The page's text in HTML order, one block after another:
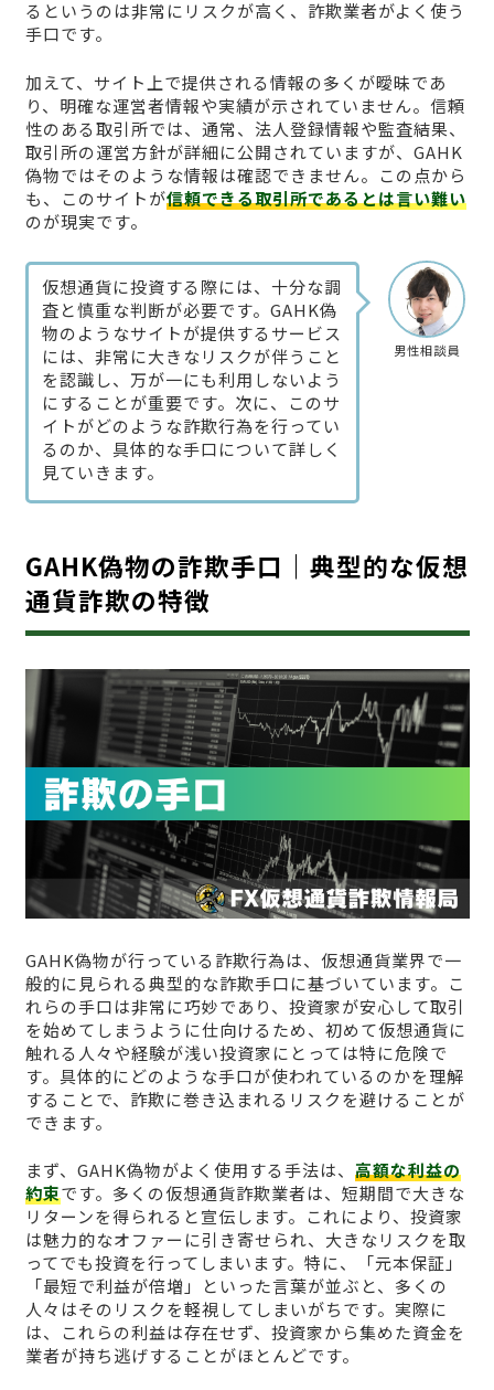
るというのは非常にリスクが高く、詐欺業者がよく使う
手口です。
加えて、サイト上で提供される情報の多くが曖昧であ
り、明確な運営者情報や実績が示されていません。信頼
性のある取引所では、通常、法人登録情報や監査結果、
取引所の運営方針が詳細に公開されていますが、GAHK
偽物ではそのような情報は確認できません。この点から
も、このサイトが信頼できる取引所であるとは言い難い
のが現実です。
男性相談員
仮想通貨に投資する際には、十分な調
査と慎重な判断が必要です。GAHK偽
物のようなサイトが提供するサービス
には、非常に大きなリスクが伴うこと
を認識し、万が一にも利用しないよう
にすることが重要です。次に、このサ
イトがどのような詐欺行為を行ってい
るのか、具体的な手口について詳しく
見ていきます。
GAHK偽物の詐欺手口｜典型的な仮想
通貨詐欺の特徴
GAHK偽物が行っている詐欺行為は、仮想通貨業界で一
般的に見られる典型的な詐欺手口に基づいています。こ
れらの手口は非常に巧妙であり、投資家が安心して取引
を始めてしまうように仕向けるため、初めて仮想通貨に
触れる人々や経験が浅い投資家にとっては特に危険で
す。具体的にどのような手口が使われているのかを理解
することで、詐欺に巻き込まれるリスクを避けることが
できます。
まず、GAHK偽物がよく使用する手法は、 高額な利益の
約束です。多くの仮想通貨詐欺業者は、短期間で大きな
リターンを得られると宣伝します。これにより、投資家
は魅力的なオファーに引き寄せられ、大きなリスクを取
ってでも投資を行ってしまいます。特に、「元本保証」
「最短で利益が倍増」といった言葉が並ぶと、多くの
人々はそのリスクを軽視してしまいがちです。実際に
は、これらの利益は存在せず、投資家から集めた資金を
業者が持ち逃げすることがほとんどです。